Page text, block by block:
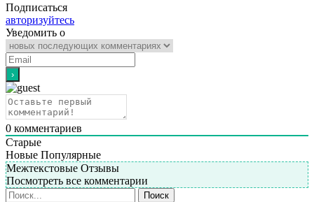
Подписаться
авторизуйтесь
Уведомить о
0 комментариев
Старые
Новые Популярные
Межтекстовые Отзывы
Посмотреть все комментарии